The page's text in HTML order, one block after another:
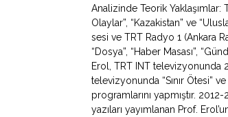
Analizinde Teorik Yaklaşımlar:
Olaylar”, “Kazakistan” ve
sesi ve TRT Radyo 1 (Ankara
“Dosya”, “Haber Masası”,
Erol, TRT INT televizyonunda
televizyonunda “Sınır Ötesi”
programlarını yapmıştır.
yazıları yayımlanan Prof.